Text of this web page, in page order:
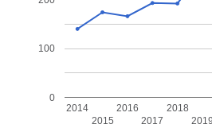
2014
2015
2016
2017
2018
2019
0
100